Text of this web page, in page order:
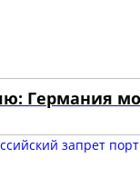
Германия